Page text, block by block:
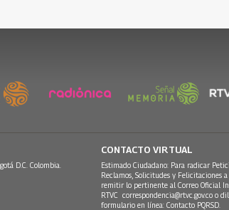
D.C. Colombia.
CONTACTO VIRTUAL
Estimado Ciudadano: Para radicar
Reclamos, Solicitudes y Felicitaciones
remitir lo pertinente al Correo Oficial
RTVC correspondencia@rtvc.gov.co o
formulario en línea: Contacto PQRSD.